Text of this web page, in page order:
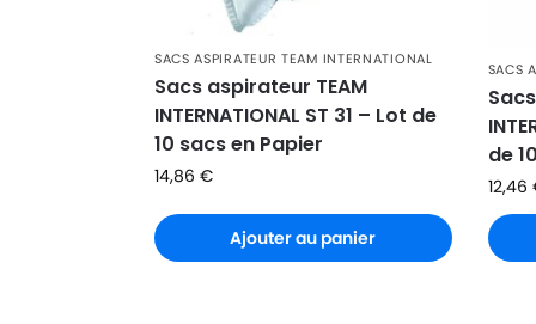
SACS ASPIRATEUR TEAM INTERNATIONAL
Sacs aspirateur TEAM
INTERNATIONAL ST 31 – Lot de
10 sacs en Papier
14,86 €
Ajouter au panier
SACS
de
12,46